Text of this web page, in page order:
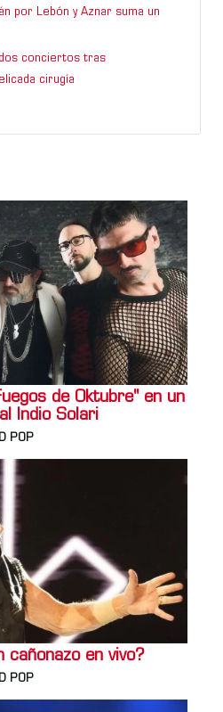
por Lebón y Aznar suma un
conciertos tras
cirugía
de Oktubre" en un
Indio Solari
POP
cañonazo en vivo?
POP